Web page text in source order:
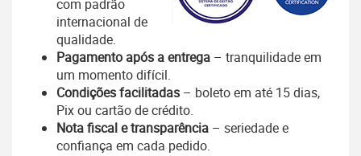
com padrão
internacional de
qualidade.
Pagamento após a entrega – tranquilidade em
um momento difícil.
Condições facilitadas – boleto em até 15 dias,
Pix ou cartão de crédito.
Nota fiscal e transparência – seriedade e
confiança em cada pedido.